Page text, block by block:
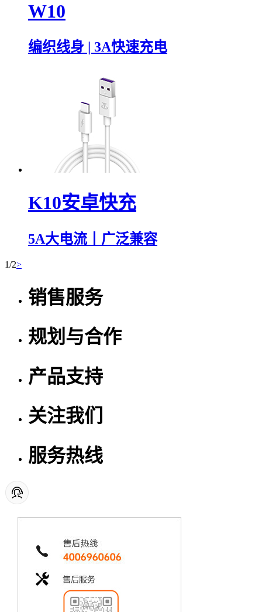
W10
编织线身 | 3A快速充电
K10安卓快充
5A大电流丨广泛兼容
1/2>
销售服务
规划与合作
产品支持
关注我们
服务热线